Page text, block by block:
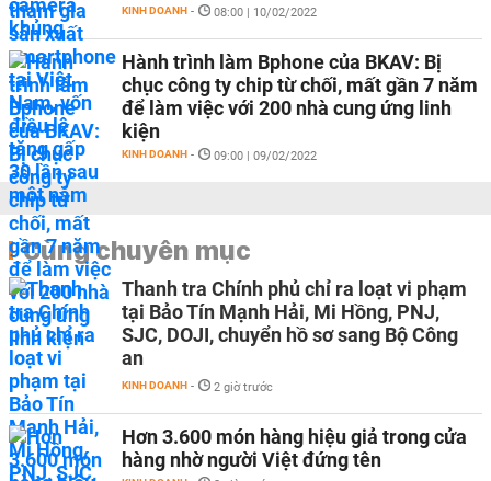
KINH DOANH - 08:00 | 10/02/2022
Hành trình làm Bphone của BKAV: Bị
chục công ty chip từ chối, mất gần 7 năm
để làm việc với 200 nhà cung ứng linh
kiện
KINH DOANH - 09:00 | 09/02/2022
Cùng chuyên mục
Thanh tra Chính phủ chỉ ra loạt vi phạm
tại Bảo Tín Mạnh Hải, Mi Hồng, PNJ,
SJC, DOJI, chuyển hồ sơ sang Bộ Công
an
KINH DOANH - 2 giờ trước
Hơn 3.600 món hàng hiệu giả trong cửa
hàng nhờ người Việt đứng tên